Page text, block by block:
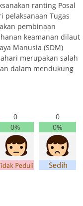
ranting Posal
pelaksanaan Tugas
pembinaan
keamanan dilaut
Manusia (SDM)
merupakan salah
dalam mendukung
0
0%
0
0%